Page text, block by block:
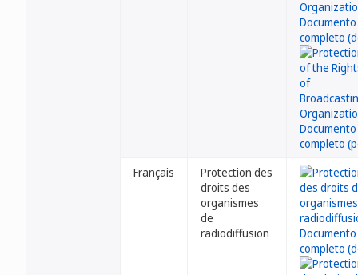
Français
Protection des
droits des
organismes
de
radiodiffusion